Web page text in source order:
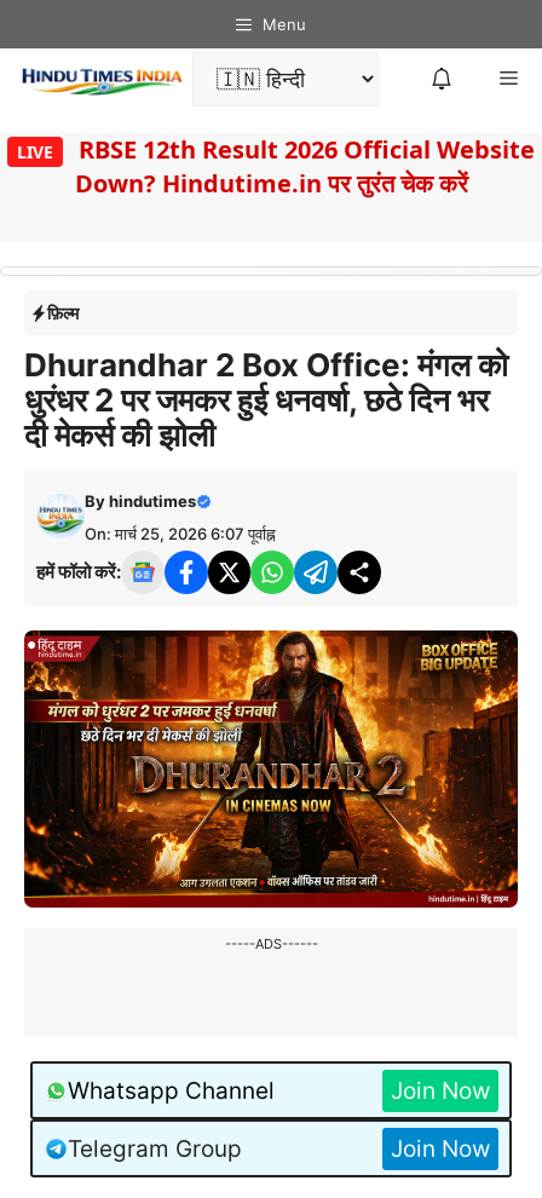
to
content
Menu
LIVE
RBSE 12th Result 2026 Official Website
Down? Hindutime.in पर तुरंत चेक करें
फ़िल्म
Dhurandhar 2 Box Office: मंगल को
धुरंधर 2 पर जमकर हुई धनवर्षा, छठे दिन भर
दी मेकर्स की झोली
Byhindutimes
On: मार्च 25, 2026 6:07 पूर्वाह्न
हमें फॉलो करें:
-----ADS------
Whatsapp Channel Join Now
Telegram Group Join Now